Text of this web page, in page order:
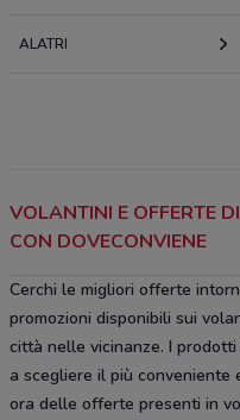
ALATRI
VOLANTINI E OFFERTE
CON DOVECONVIENE
Cerchi le migliori offerte
promozioni disponibili sui
città nelle vicinanze. I
a scegliere il più
ora delle offerte presenti in